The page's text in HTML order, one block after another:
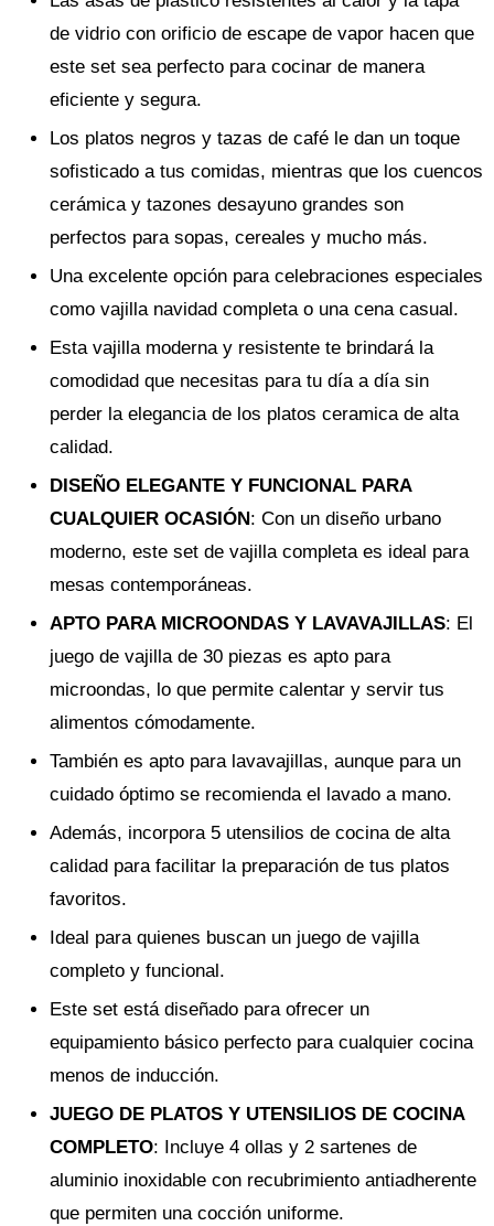
de vidrio con orificio de escape de vapor hacen que
este set sea perfecto para cocinar de manera
eficiente y segura.
Los platos negros y tazas de café le dan un toque
sofisticado a tus comidas, mientras que los cuencos
cerámica y tazones desayuno grandes son
perfectos para sopas, cereales y mucho más.
Una excelente opción para celebraciones especiales
como vajilla navidad completa o una cena casual.
Esta vajilla moderna y resistente te brindará la
comodidad que necesitas para tu día a día sin
perder la elegancia de los platos ceramica de alta
calidad.
DISEÑO ELEGANTE Y FUNCIONAL PARA
CUALQUIER OCASIÓN: Con un diseño urbano
moderno, este set de vajilla completa es ideal para
mesas contemporáneas.
APTO PARA MICROONDAS Y LAVAVAJILLAS: El
juego de vajilla de 30 piezas es apto para
microondas, lo que permite calentar y servir tus
alimentos cómodamente.
También es apto para lavavajillas, aunque para un
cuidado óptimo se recomienda el lavado a mano.
Además, incorpora 5 utensilios de cocina de alta
calidad para facilitar la preparación de tus platos
favoritos.
Ideal para quienes buscan un juego de vajilla
completo y funcional.
Este set está diseñado para ofrecer un
equipamiento básico perfecto para cualquier cocina
menos de inducción.
JUEGO DE PLATOS Y UTENSILIOS DE COCINA
COMPLETO: Incluye 4 ollas y 2 sartenes de
aluminio inoxidable con recubrimiento antiadherente
que permiten una cocción uniforme.